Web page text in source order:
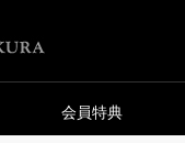
会員特典